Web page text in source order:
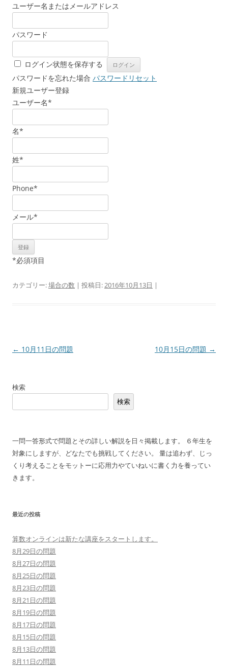
ユーザー名またはメールアドレス
パスワード
ログイン状態を保存する
パスワードを忘れた場合 パスワードリセット
新規ユーザー登録
ユーザー名*
名*
姓*
Phone*
メール*
*必須項目
カテゴリー:場合の数 | 投稿日:2016年10月13日 |
投
ビ
ョ
ン
← 10月11日の問題 10月15日の問題 →
検索
検索
一問一答形式で問題とその詳しい解説を日々掲載します。 ６年生を
対象にしますが、どなたでも挑戦してください。 量は追わず、じっ
くり考えることをモットーに応用力やていねいに書く力を養ってい
きます。
最近の投稿
算数オンラインは新たな講座をスタートします。
8月29日の問題
8月27日の問題
8月25日の問題
8月23日の問題
8月21日の問題
8月19日の問題
8月17日の問題
8月15日の問題
8月13日の問題
8月11日の問題